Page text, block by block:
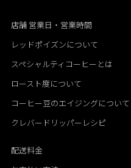
店舗 営業日・営業時間
レッドポイズンについて
スペシャルティコーヒーとは
ロースト度について
コーヒー豆のエイジングについて
クレバードリッパーレシピ
配送料金